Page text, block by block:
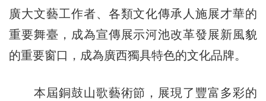
廣大文藝工作者、各類文化傳承人施展才華的
重要舞臺，成為宣傳展示河池改革發展新風貌
的重要窗口，成為廣西獨具特色的文化品牌。
本屆銅鼓山歌藝術節，展現了豐富多彩的